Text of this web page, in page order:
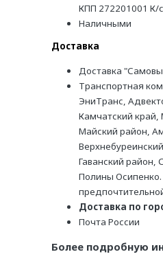
КПП 272201001 К/
Наличными
Доставка
Доставка
Транспортная
ЭниТранс,
Камчатский край,
Майский район,
Гаванский район,
Полины Осипенко.
Доставка по
Почта России
Более подробную